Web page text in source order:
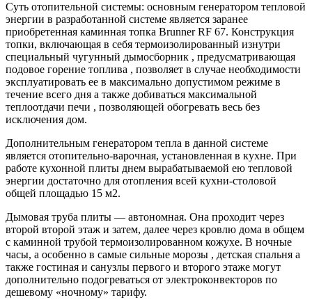
Суть отопительной системы: основным генератором тепловой
энергии в разработанной системе является заранее
приобретенная каминная топка Brunner RF 67. Конструкция
топки, включающая в себя термоизолированный изнутри
специальный чугунный дымосборник , предусматривающая
подовое горение топлива , позволяет в случае необходимости
эксплуатировать ее в максимально допустимом режиме в
течение всего дня а также добиваться максимальной
теплоотдачи печи , позволяющей обогревать весь без
исключения дом.
Дополнительным генератором тепла в данной системе
является отопительно-варочная, установленная в кухне. При
работе кухонной плиты днем вырабатываемой ею тепловой
энергии достаточно для отопления всей кухни-столовой
общей площадью 15 м2.
Дымовая труба плиты — автономная. Она проходит через
второй второй этаж и затем, далее через кровлю дома в общем
с каминной трубой термоизолированном кожухе. В ночные
часы, а особенно в самые сильные морозы , детская спальня а
также гостиная и санузлы первого и второго этаже могут
дополнительно подогреваться от электроконвекторов по
дешевому «ночному» тарифу.